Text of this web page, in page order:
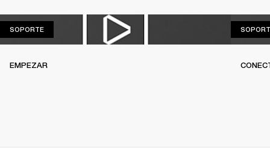
SOPORTESOPORTE
EMPEZAR